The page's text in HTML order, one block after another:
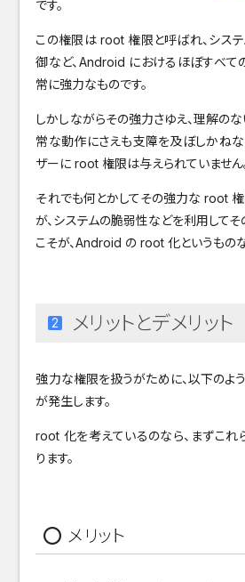
です。
この権限は root 権限と呼ばれ、シス
御など、Android におけるほぼすべ
常に強力なものです。
しかしながらその強力さゆえ、理解の
常な動作にさえも支障を及ぼしかね
ザーに root 権限は与えられていません
それでも何とかしてその強力な root
が、システムの脆弱性などを利用して
こそが、Android の root 化というものな
メリットとデメリット
強力な権限を扱うがために、以下のよう
が発生します。
root 化を考えているのなら、まずこ
ります。
⭕ メリット